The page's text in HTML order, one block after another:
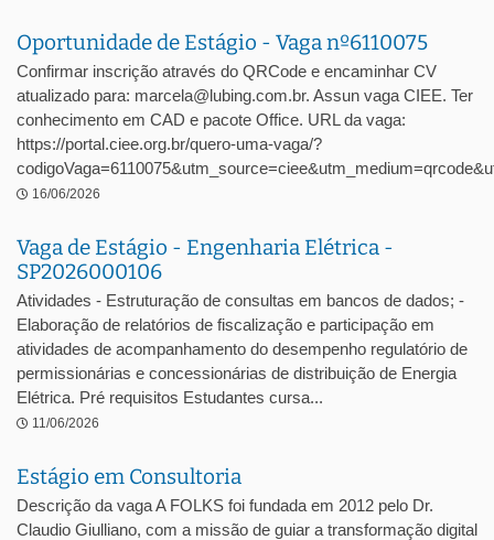
Oportunidade de Estágio - Vaga nº6110075
Confirmar inscrição através do QRCode e encaminhar CV
atualizado para: marcela@lubing.com.br. Assun vaga CIEE. Ter
conhecimento em CAD e pacote Office. URL da vaga:
https://portal.ciee.org.br/quero-uma-vaga/?
16/06/2026
Vaga de Estágio - Engenharia Elétrica -
SP2026000106
Atividades - Estruturação de consultas em bancos de dados; -
Elaboração de relatórios de fiscalização e participação em
atividades de acompanhamento do desempenho regulatório de
permissionárias e concessionárias de distribuição de Energia
Elétrica. Pré requisitos Estudantes cursa...
11/06/2026
Estágio em Consultoria
Descrição da vaga A FOLKS foi fundada em 2012 pelo Dr.
Claudio Giulliano, com a missão de guiar a transformação digital